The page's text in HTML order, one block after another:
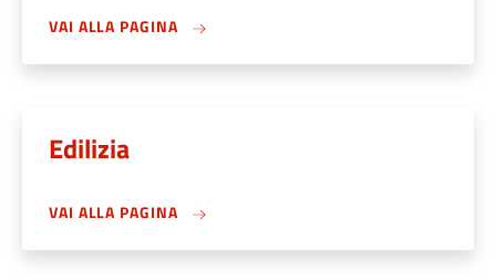
VAI ALLA PAGINA
Edilizia
VAI ALLA PAGINA